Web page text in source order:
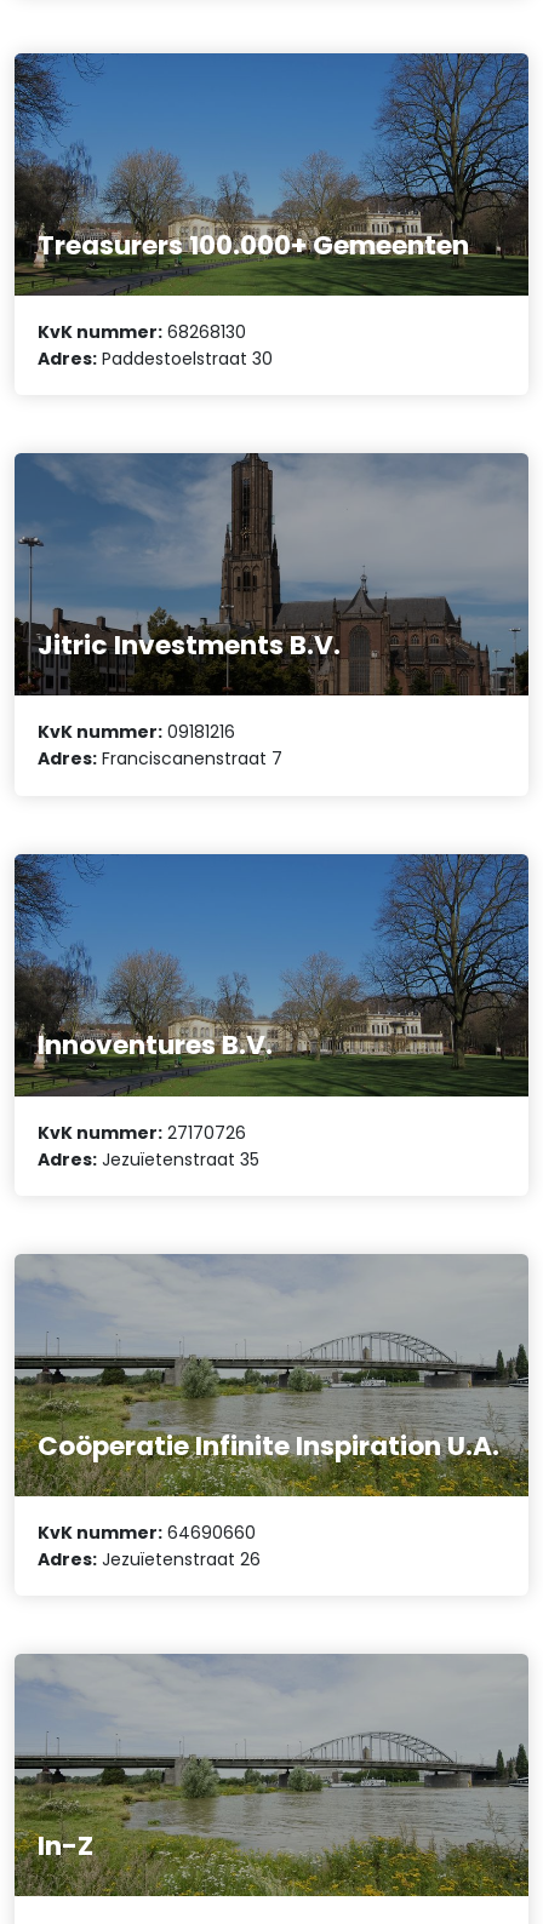
Treasurers 100.000+ Gemeenten
KvK nummer: 68268130
Adres: Paddestoelstraat 30
Jitric Investments B.V.
KvK nummer: 09181216
Adres: Franciscanenstraat 7
Innoventures B.V.
KvK nummer: 27170726
Adres: Jezuïetenstraat 35
Coöperatie Infinite Inspiration U.A.
KvK nummer: 64690660
Adres: Jezuïetenstraat 26
In-Z